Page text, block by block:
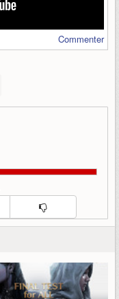
Commenter